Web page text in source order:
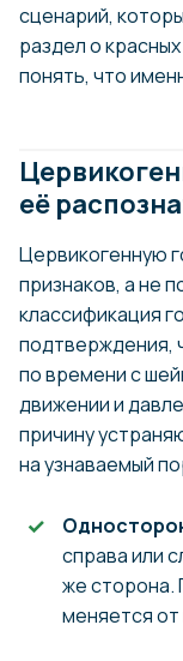
сценарий,
раздел о
понять, что
её
Цервикогенную
признаков, а не
классификация
подтверждения,
по времени с
движении и
причину
на узнаваемый
справа или
же сторона.
меняется от